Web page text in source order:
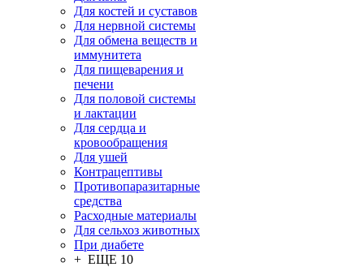
Для костей и суставов
Для нервной системы
Для обмена веществ и
иммунитета
Для пищеварения и
печени
Для половой системы
и лактации
Для сердца и
кровообращения
Для ушей
Контрацептивы
Противопаразитарные
средства
Расходные материалы
Для сельхоз животных
При диабете
+ ЕЩЕ 10